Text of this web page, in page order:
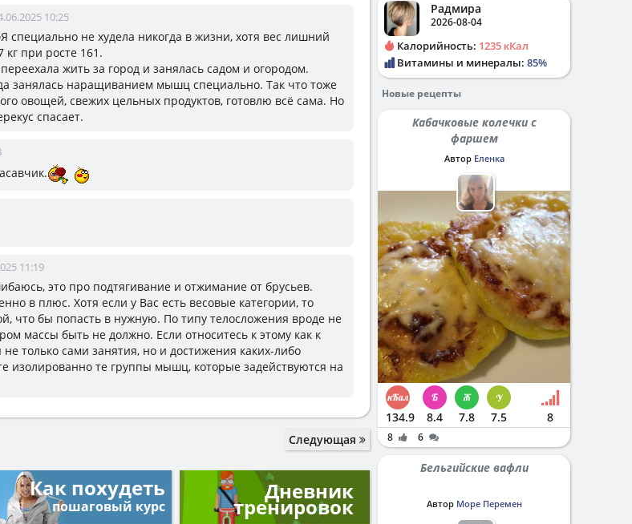
10:25
специально не худела никогда в жизни, хотя вес лишний
при росте 161.
жить за город и занялась садом и огородом.
занялась наращиванием мышц специально. Так что тоже
овощей, свежих цельных продуктов, готовлю всё сама. Но
спасает.
11:19
это про подтягивание и отжимание от брусьев.
в плюс. Хотя если у Вас есть весовые категории, то
что бы попасть в нужную. По типу телосложения вроде не
массы быть не должно. Если относитесь к этому как к
только сами занятия, но и достижения каких-либо
изолированно те группы мышц, которые задействуются на
Следующая
Как похудеть
пошаговый курс
Дневник
тренировок
Радмира
2026-08-04
Калорийность: 1235 кКал
Витамины и минералы: 85%
Новые рецепты
Кабачковые колечки с
фаршем
Автор Еленка
134.9 8.4 7.8 7.5 8
8 6
Бельгийские вафли
Автор Море Перемен